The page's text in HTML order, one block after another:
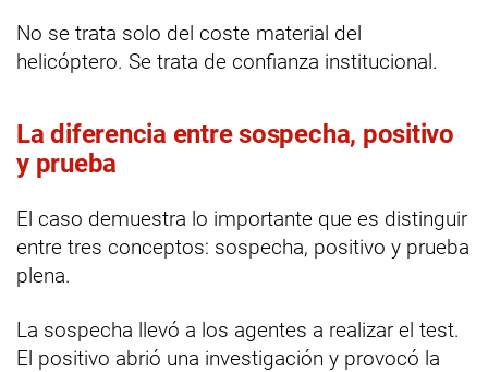
No se trata solo del coste material del
helicóptero. Se trata de confianza institucional.
La diferencia entre sospecha, positivo
y prueba
El caso demuestra lo importante que es distinguir
entre tres conceptos: sospecha, positivo y prueba
plena.
La sospecha llevó a los agentes a realizar el test.
El positivo abrió una investigación y provocó la